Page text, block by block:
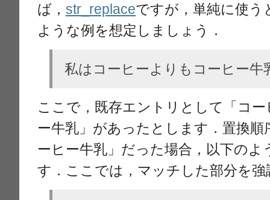
ば，str_replaceですが，単純に使う
ような例を想定しましょう．
私はコーヒーよりもコーヒー牛
ここで，既存エントリとして「コ
ー牛乳」があったとします．置換
ーヒー牛乳」だった場合，以下の
す．ここでは，マッチした部分を